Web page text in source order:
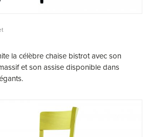
la célèbre chaise bistrot avec son
et son assise disponible dans